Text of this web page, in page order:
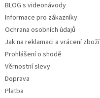
BLOG s videonávody
Informace pro zákazníky
Ochrana osobních údajů
Jak na reklamaci a vrácení zboží
Prohlášení o shodě
Věrnostní slevy
Doprava
Platba